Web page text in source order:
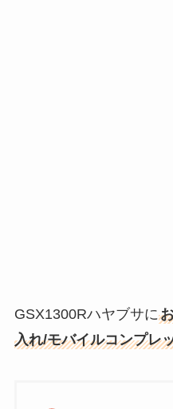
GSX1300Rハヤブサに
入れ/モバイルコンプレ